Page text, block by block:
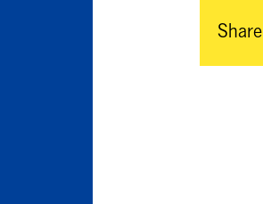
Share